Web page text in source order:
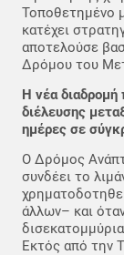
Τοποθετημένο
κατέχει
αποτελούσε
Δρόμου του
Η νέα διαδρομή
διέλευσης
ημέρες σε
Ο Δρόμος
συνδέει το
άλλων– και
Εκτός από την